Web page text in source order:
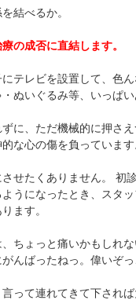
結べるか。
の成否に直結します。
テレビを設置して、色
ぬいぐるみ等、いっぱ
に、ただ機械的に押さ
な心の傷を負っていま
せたくありません。 初
うになったとき、スタ
ます。
、ちょっと痛いかもしれ
んばったねっ。偉いぞ
って連れてきて下され